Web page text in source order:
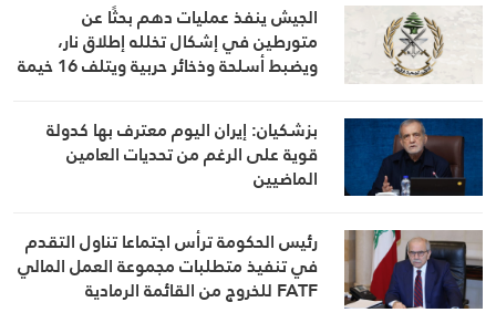
الجيش ينفذ عمليات دهم بحثًا عن
متورطين في إشكال تخلله إطلاق نار،
ويضبط أسلحة وذخائر حربية ويتلف 16 خيمة
بزشكيان: إيران اليوم معترف بها كدولة
قوية على الرغم من تحديات العامين
الماضيين
رئيس الحكومة ترأس اجتماعا تناول التقدم
في تنفيذ متطلبات مجموعة العمل المالي
FATF للخروج من القائمة الرمادية